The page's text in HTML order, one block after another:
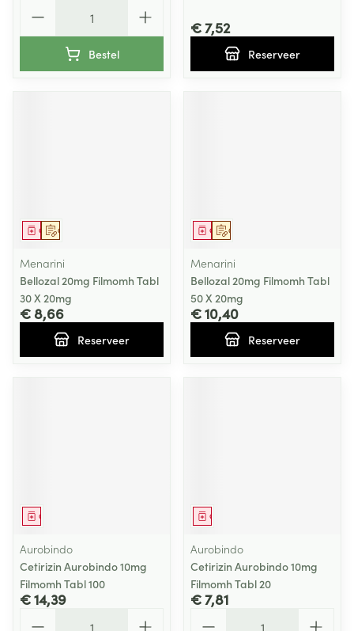
Bestel
€ 7,52
Reserveer
Op voorschrift
Geneesmiddel
Menarini
Bellozal 20mg Filmomh Tabl
30 X 20mg
€ 8,66
Reserveer
Op voorschrift
Geneesmiddel
Menarini
Bellozal 20mg Filmomh Tabl
50 X 20mg
€ 10,40
Reserveer
Geneesmiddel
Aurobindo
Cetirizin Aurobindo 10mg
Filmomh Tabl 100
€ 14,39
Geneesmiddel
Aurobindo
Cetirizin Aurobindo 10mg
Filmomh Tabl 20
€ 7,81